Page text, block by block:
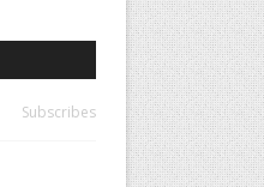
Subscribes